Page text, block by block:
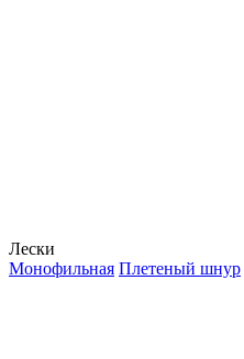
Лески
Монофильная Плетеный шнур